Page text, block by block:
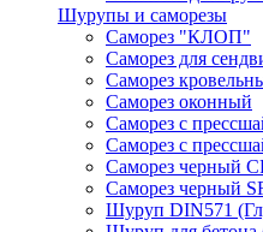
Шурупы и саморезы
Саморез "КЛОП"
Саморез для
Саморез
Саморез оконный
Саморез с
Саморез с
Саморез черный
Саморез черный
Шуруп DIN571